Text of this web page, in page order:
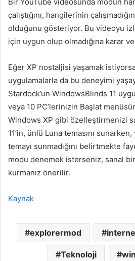
çalıştığını, hangilerinin
olduğunu gösteriyor. Bu videoyu
için uygun olup olmadığına karar
Eğer XP nostaljisi yaşamak
uygulamalarla da bu deneyimi
Stardock’un WindowsBlinds 11
veya 10 PC’lerinizin Başlat
Windows XP gibi özelleştirmenizi
11’in, ünlü Luna temasını
temayı sunmadığını belirtmekte
modu denemek isterseniz, sanal
kurmanız önerilir.
Kaynak
explorermod
Teknoloji